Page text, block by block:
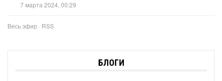
7 марта 2024, 00:29
Весь эфир · RSS
БЛОГИ